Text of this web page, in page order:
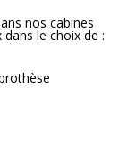
nos cabines
le choix de :